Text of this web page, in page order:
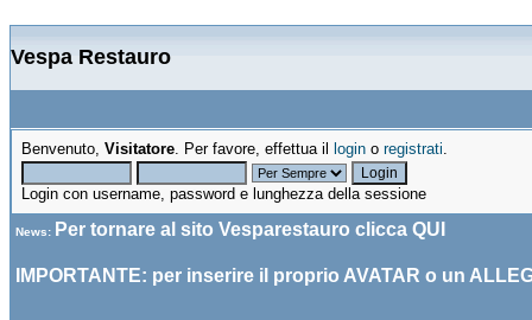
Vespa Restauro
Benvenuto, Visitatore. Per favore, effettua il login o registrati.
Login con username, password e lunghezza della sessione
News: Per tornare al sito Vesparestauro clicca QUI
IMPORTANTE: per inserire il proprio AVATAR o un